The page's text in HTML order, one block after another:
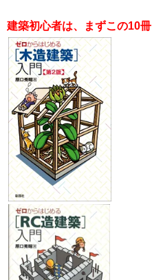
​​建築初心者は、まずこの10冊